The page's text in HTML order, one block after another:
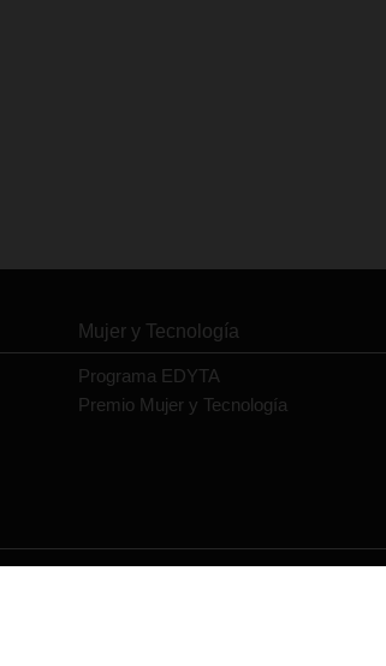
Mujer y Tecnología
Programa EDYTA
Premio Mujer y Tecnología